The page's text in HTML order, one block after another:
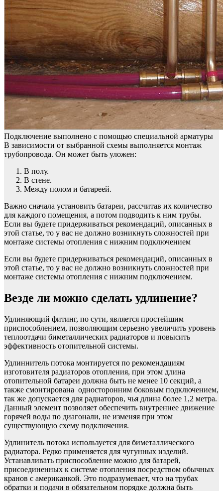
Подключение выполнено с помощью специальной арматуры
В зависимости от выбранной схемы выполняется монтаж
трубопровода. Он может быть уложен:
В полу.
В стене.
Между полом и батареей.
Важно сначала установить батареи, рассчитав их количество
для каждого помещения, а потом подводить к ним трубы.
Если вы будете придерживаться рекомендаций, описанных в
этой статье, то у вас не должно возникнуть сложностей при
монтаже системы отопления с нижним подключением
Если вы будете придерживаться рекомендаций, описанных в
этой статье, то у вас не должно возникнуть сложностей при
монтаже системы отопления с нижним подключением.
Везде ли можно сделать удлинение?
Удлиняющий фитинг, по сути, является простейшим
приспособлением, позволяющим серьезно увеличить уровень
теплоотдачи биметаллических радиаторов и повысить
эффективность отопительной системы.
Удлиннитель потока монтируется по рекомендациям
изготовителя радиаторов отопления, при этом длина
отопительной батареи должна быть не менее 10 секций, а
также смонтирована односторонним боковым подключением,
так же допускается для радиаторов, чья длина более 1,2 метра.
Данный элемент позволяет обеспечить внутреннее движение
горячей воды по диагонали, не изменяя при этом
существующую схему подключения.
Удлинитель потока используется для биметаллического
радиатора. Редко применяется для чугунных изделий.
Устанавливать приспособление можно для батарей,
присоединенных к системе отопления посредством обычных
кранов с американкой. Это подразумевает, что на трубах
обратки и подачи в обязательном порядке должна быть